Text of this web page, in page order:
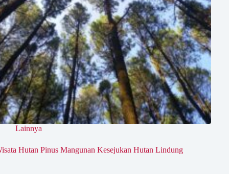
Lainnya
Hutan Pinus Mangunan Kesejukan Hutan Lindung